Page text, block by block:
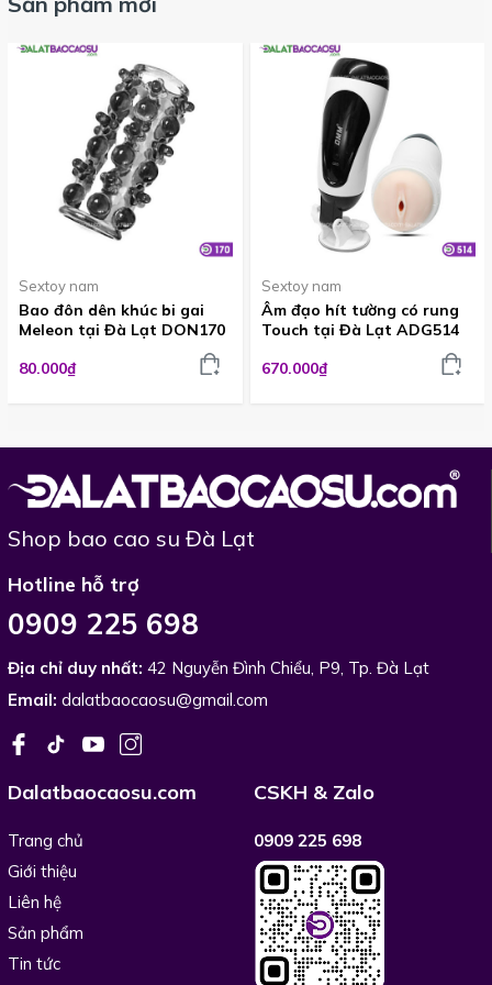
Đặt hàng ngay để tăng thêm hứng thú và sự bất
ngờ cho cuộc yêu!
Sextoy nam
Bao đôn dên khúc bi gai
Meleon tại Đà Lạt DON170
80.000₫
Sextoy nam
Âm đạo hít tường có rung
Touch tại Đà Lạt ADG514
670.000₫
Shop bao cao su Đà Lạt
Hotline hỗ trợ
0909 225 698
Địa chỉ duy nhất: 42 Nguyễn Đình Chiểu, P9, Tp. Đà Lạt
Email: dalatbaocaosu@gmail.com
Dalatbaocaosu.com
Trang chủ
Giới thiệu
Liên hệ
Sản phẩm
Tin tức
CSKH & Zalo
0909 225 698